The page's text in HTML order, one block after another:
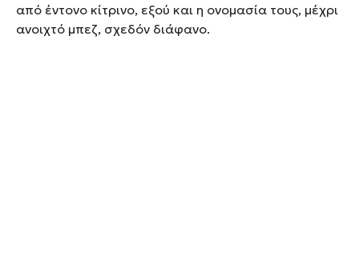
από έντονο κίτρινο, εξού και η ονομασία τους, μέχρι
ανοιχτό μπεζ, σχεδόν διάφανο.